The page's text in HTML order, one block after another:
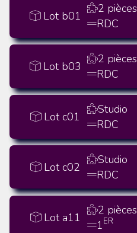
Lot b01
2 pièces
RDC
Lot b03
2 pièces
RDC
Lot c01
Studio
RDC
Lot c02
Studio
RDC
Lot a11
2 pièces
1ER